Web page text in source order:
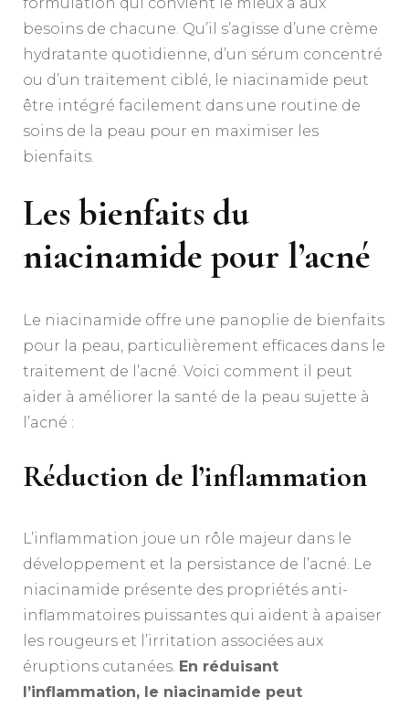
besoins de chacune. Qu’il s’agisse d’une crème
hydratante quotidienne, d’un sérum concentré
ou d’un traitement ciblé, le niacinamide peut
être intégré facilement dans une routine de
soins de la peau pour en maximiser les
bienfaits.
Les bienfaits du
niacinamide pour l’acné
Le niacinamide offre une panoplie de bienfaits
pour la peau, particulièrement efficaces dans le
traitement de l’acné. Voici comment il peut
aider à améliorer la santé de la peau sujette à
l’acné :
Réduction de l’inflammation
L’inflammation joue un rôle majeur dans le
développement et la persistance de l’acné. Le
niacinamide présente des propriétés anti-
inflammatoires puissantes qui aident à apaiser
les rougeurs et l’irritation associées aux
éruptions cutanées. En réduisant
l’inflammation, le niacinamide peut